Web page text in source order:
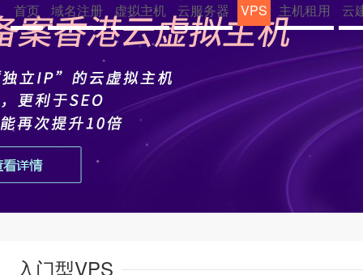
首页 域名注册 虚拟主机 云服务器 VPS 主机租用 云
入门型VPS